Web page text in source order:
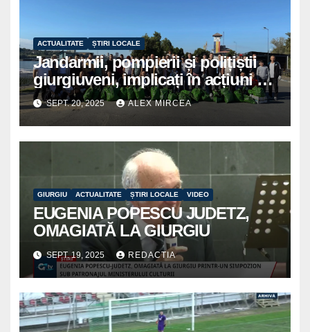
ACTUALITATE ȘTIRI LOCALE
Jandarmii, pompierii și polițiștii
giurgiuveni, implicați în acțiuni de
voluntariat pentru un oraș mai
curat
SEPT. 20, 2025 ALEX MIRCEA
GIURGIU ACTUALITATE ȘTIRI LOCALE VIDEO
EUGENIA POPESCU JUDETZ,
OMAGIATĂ LA GIURGIU
SEPT. 19, 2025 REDACTIA